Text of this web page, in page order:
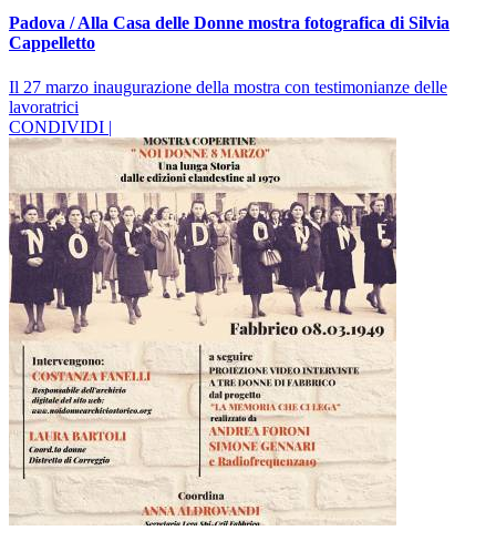
Padova / Alla Casa delle Donne mostra fotografica di Silvia
Cappelletto
Il 27 marzo inaugurazione della mostra con testimonianze delle
lavoratrici
CONDIVIDI |